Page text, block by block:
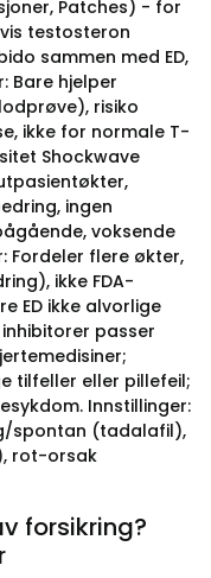
Patches) - for
testosteron
sammen med ED,
Bare hjelper
risiko
ikke for normale T-
Shockwave
ingen
voksende
Fordeler flere økter,
ikke FDA-
ED ikke alvorlige
passer
tilfeller eller pillefeil;
Innstillinger:
spontan (tadalafil),
rot-orsak
forsikring?